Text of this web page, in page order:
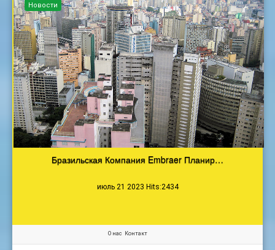
Бразильская Компания Embraer Планир…
июль 21 2023 Hits:2434
Новости
О нас Контакт